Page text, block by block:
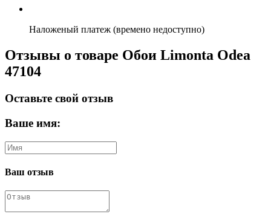
Наложеный платеж (времено недоступно)
Отзывы о товаре Обои Limonta Odea
47104
Оставьте свой отзыв
Ваше имя:
Ваш отзыв